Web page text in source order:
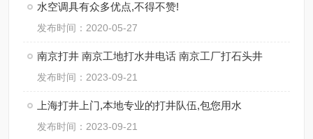
水空调具有众多优点,不得不赞!
发布时间：2020-05-27
南京打井 南京工地打水井电话 南京工厂打石头井
发布时间：2023-09-21
上海打井上门,本地专业的打井队伍,包您用水
发布时间：2023-09-21